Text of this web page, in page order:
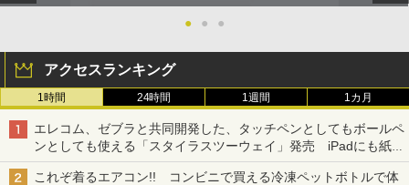
● ● ●
アクセスランキング
1時間 24時間 1週間 1カ月
エレコム、ゼブラと共同開発した、タッチペンとしてもボールペ
ンとしても使える「スタイラスツーウェイ」発売 iPadにも紙に
も、持ち替えずに書き込める
これぞ着るエアコン!! コンビニで買える冷凍ペットボトルで体